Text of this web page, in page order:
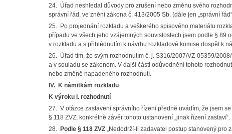
24. Úřad neshledal důvody pro zrušení nebo změnu svého
správní řád, ve znění zákona č. 413/2005 Sb. (dále jen „správní
25. Po projednání rozkladu a veškerého spisového materiálu
případu ve všech jeho vzájemných souvislostech jsem podle § 89
v rozkladu a s přihlédnutím k návrhu rozkladové komise dospěl k
26. Úřad tím, že svým rozhodnutím č. j. S316/2007/VZ-05359/
a v souladu se zákonem. V další části odůvodnění tohoto
nebo změně napadeného rozhodnutí.
IV. K námitkám rozkladu
K výroku I. rozhodnutí
27. V otázce zastavení správního řízení předně uvádím, že jsem
§ 118 ZVZ, konkrétně závěr tohoto ustanovení „jinak řízení zastaví“.
28. Podle § 118 ZVZ „Nedodrží-li zadavatel postup stanovený pro